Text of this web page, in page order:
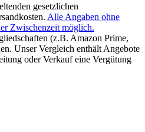
gesetzlichen
Alle Angaben ohne
Zwischenzeit möglich.
(z.B. Amazon Prime,
Unser Vergleich enthält Angebote
oder Verkauf eine Vergütung